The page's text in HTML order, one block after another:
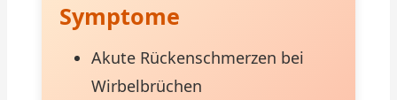
Symptome
Akute Rückenschmerzen bei
Wirbelbrüchen